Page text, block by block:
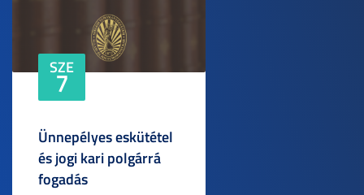
SZE
7
Ünnepélyes eskütétel
és jogi kari polgárrá
fogadás